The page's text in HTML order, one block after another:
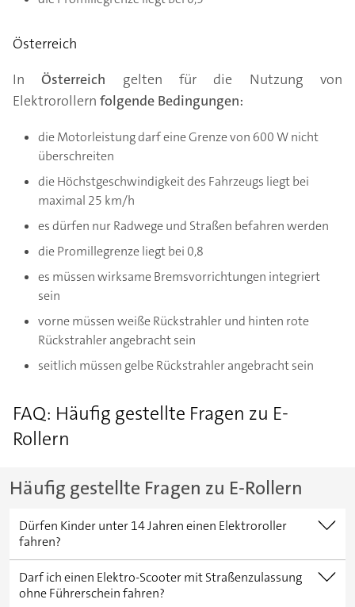
Österreich
InÖsterreich gelten für die Nutzung von
Elektrorollern folgende Bedingungen:
die Motorleistung darf eine Grenze von 600 W nicht
überschreiten
die Höchstgeschwindigkeit des Fahrzeugs liegt bei
maximal 25 km/h
es dürfen nur Radwege und Straßen befahren werden
die Promillegrenze liegt bei 0,8
es müssen wirksame Bremsvorrichtungen integriert
sein
vorne müssen weiße Rückstrahler und hinten rote
Rückstrahler angebracht sein
seitlich müssen gelbe Rückstrahler angebracht sein
FAQ: Häufig gestellte Fragen zu E-
Rollern
Häufig gestellte Fragen zu E-Rollern
Dürfen Kinder unter 14 Jahren einen Elektroroller
fahren?
Nein. Das Mindestalter für die Nutzung eines E-
Scooters liegt bei 14 Jahren.
Darf ich einen Elektro-Scooter mit Straßenzulassung
ohne Führerschein fahren?